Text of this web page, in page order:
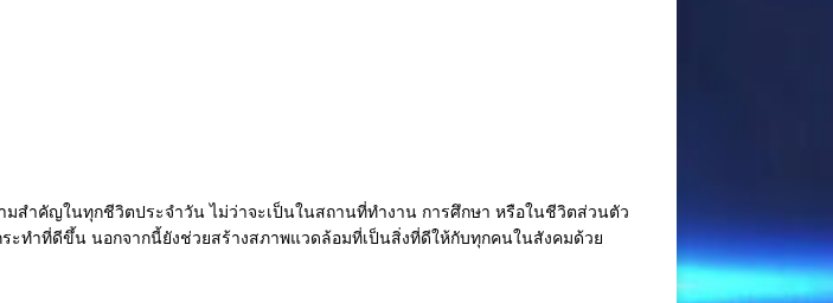
มสำคัญในทุกชีวิตประจำวัน ไม่ว่าจะเป็นในสถานที่ทำงาน การศึกษา หรือในชีวิตส่วนตัว
ะทำที่ดีขึ้น นอกจากนี้ยังช่วยสร้างสภาพแวดล้อมที่เป็นสิ่งที่ดีให้กับทุกคนในสังคมด้วย